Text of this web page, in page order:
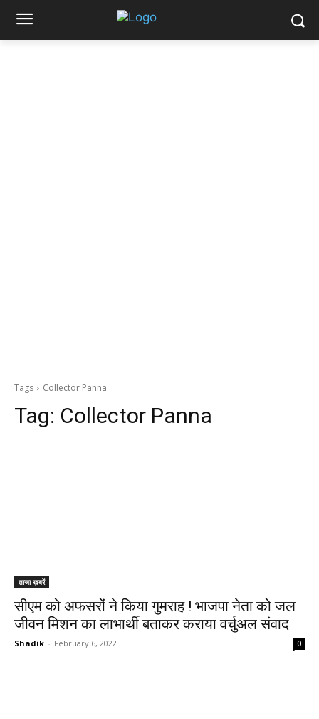
Tags Collector Panna
Tag: Collector Panna
ताजा ख़बरें
सीएम को अफसरों ने किया गुमराह ! भाजपा नेता को जल
जीवन मिशन का लाभार्थी बताकर कराया वर्चुअल संवाद
Shadik - February 6, 2022 0